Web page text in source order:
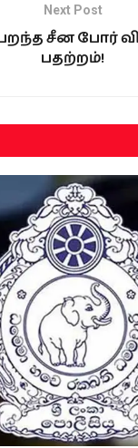
Next Post
சீன போர்
பதற்றம்!